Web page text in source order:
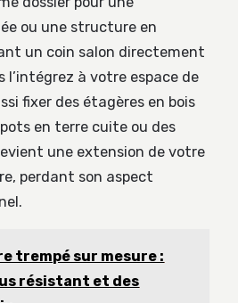
ou une structure en
un coin salon directement
l’intégrez à votre espace de
fixer des étagères en bois
en terre cuite ou des
une extension de votre
perdant son aspect
trempé sur mesure :
résistant et des